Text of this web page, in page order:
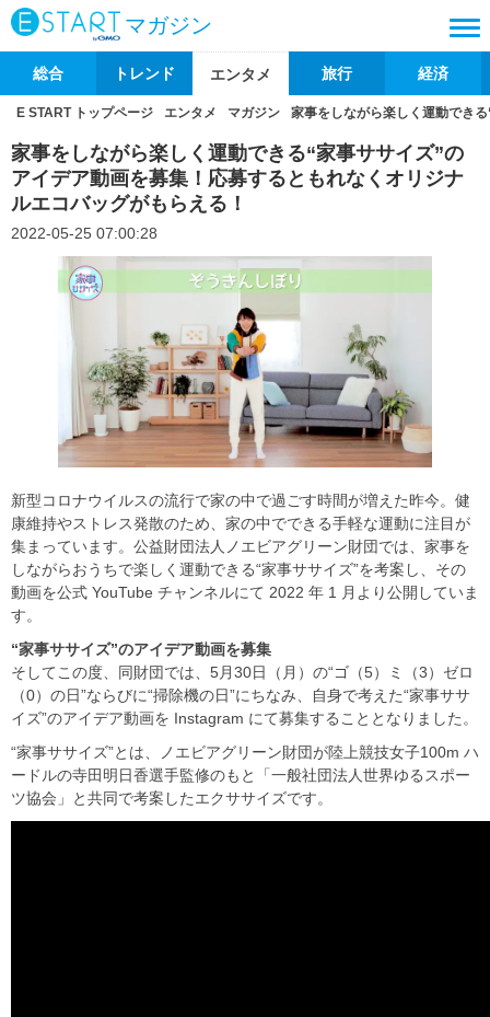
マガジン
総合 トレンド エンタメ 旅行 経済
E START トップページ エンタメ マガジン 家事をしながら楽しく運動でき
家事をしながら楽しく運動できる“家事ササイズ”の
アイデア動画を募集！応募するともれなくオリジナ
ルエコバッグがもらえる！
2022-05-25 07:00:28
新型コロナウイルスの流行で家の中で過ごす時間が増えた昨今。健
康維持やストレス発散のため、家の中でできる手軽な運動に注目が
集まっています。公益財団法人ノエビアグリーン財団では、家事を
しながらおうちで楽しく運動できる“家事ササイズ”を考案し、その
動画を公式 YouTube チャンネルにて 2022 年 1 月より公開していま
す。
“家事ササイズ”のアイデア動画を募集
そしてこの度、同財団では、5月30日（月）の“ゴ（5）ミ（3）ゼロ
（0）の日”ならびに“掃除機の日”にちなみ、自身で考えた“家事ササ
イズ”のアイデア動画を Instagram にて募集することとなりました。
“家事ササイズ”とは、ノエビアグリーン財団が陸上競技女子100m ハ
ードルの寺田明日香選手監修のもと「一般社団法人世界ゆるスポー
ツ協会」と共同で考案したエクササイズです。